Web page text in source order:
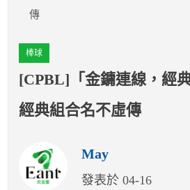
棒球
球隊數據
開賽列表
傳
棒球
[CPBL]「金鏞連線，經
經典組合名不虛傳
May
發表於 04-16